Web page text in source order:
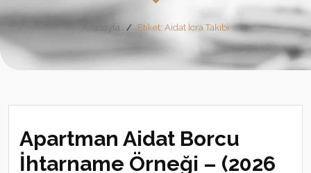
Anasayfa Etiket: Aidat İcra Takibi
Apartman Aidat Borcu
İhtarname Örneği – (2026